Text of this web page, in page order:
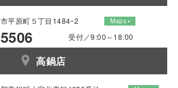
平原町５丁目1484ｰ2 Maps
受付／9:00～18:00
高鍋店